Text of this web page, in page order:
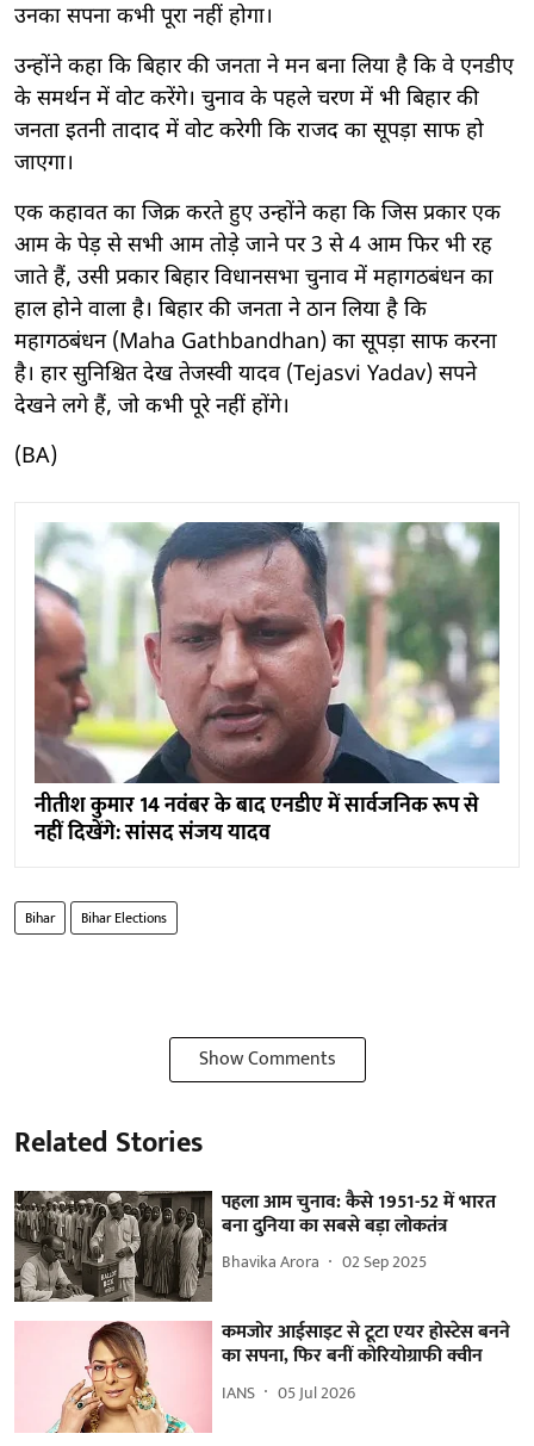
उनका सपना कभी पूरा नहीं होगा।
उन्होंने कहा कि बिहार की जनता ने मन बना लिया है कि वे एनडीए
के समर्थन में वोट करेंगे। चुनाव के पहले चरण में भी बिहार की
जनता इतनी तादाद में वोट करेगी कि राजद का सूपड़ा साफ हो
जाएगा।
एक कहावत का जिक्र करते हुए उन्होंने कहा कि जिस प्रकार एक
आम के पेड़ से सभी आम तोड़े जाने पर 3 से 4 आम फिर भी रह
जाते हैं, उसी प्रकार बिहार विधानसभा चुनाव में महागठबंधन का
हाल होने वाला है। बिहार की जनता ने ठान लिया है कि
महागठबंधन (Maha Gathbandhan) का सूपड़ा साफ करना
है। हार सुनिश्चित देख तेजस्वी यादव (Tejasvi Yadav) सपने
देखने लगे हैं, जो कभी पूरे नहीं होंगे।
(BA)
नीतीश कुमार 14 नवंबर के बाद एनडीए में सार्वजनिक रूप से
नहीं दिखेंगे: सांसद संजय यादव
Bihar Bihar Elections
Show Comments
Related Stories
पहला आम चुनाव: कैसे 1951-52 में भारत
बना दुनिया का सबसे बड़ा लोकतंत्र
Bhavika Arora 02 Sep 2025
कमजोर आईसाइट से टूटा एयर होस्टेस बनने
का सपना, फिर बनीं कोरियोग्राफी क्वीन
IANS 05 Jul 2026